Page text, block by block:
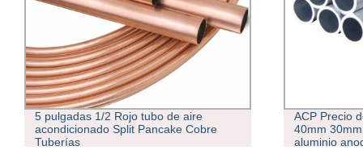
5 pulgadas 1/2 Rojo tubo de aire
acondicionado Split Pancake Cobre
Tuberías
ACP Precio
40mm
aluminio